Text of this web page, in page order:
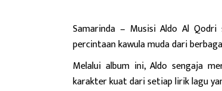
Samarinda – Musisi Aldo Al Qodri
percintaan kawula muda dari
Melalui album ini, Aldo sengaja
karakter kuat dari setiap lirik lagu